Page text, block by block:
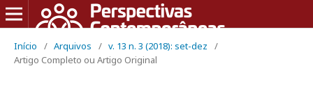
Início / Arquivos / v. 13 n. 3 (2018): set-dez
/
Artigo Completo ou Artigo Original